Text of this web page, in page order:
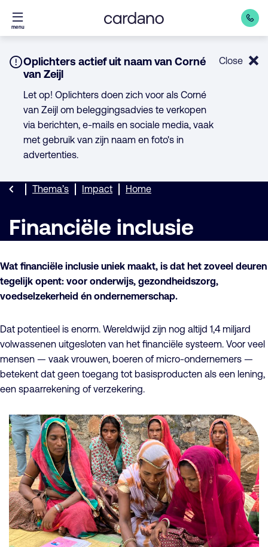
Direct
naar
menu
Notice:
Oplichters actief uit naam van Corné
van Zeijl
Let op! Oplichters doen zich voor als Corné
van Zeijl om beleggingsadvies te verkopen
via berichten, e-mails en sociale media, vaak
met gebruik van zijn naam en foto's in
advertenties.
Close
Home
Impact
Thema’s
Financiële inclusie
Wat financiële inclusie uniek maakt, is dat het zoveel deuren
tegelijk opent: voor onderwijs, gezondheidszorg,
voedselzekerheid én ondernemerschap.
Dat potentieel is enorm. Wereldwijd zijn nog altijd 1,4 miljard
volwassenen uitgesloten van het financiële systeem. Voor veel
mensen — vaak vrouwen, boeren of micro-ondernemers —
betekent dat geen toegang tot basisproducten als een lening,
een spaarrekening of verzekering.